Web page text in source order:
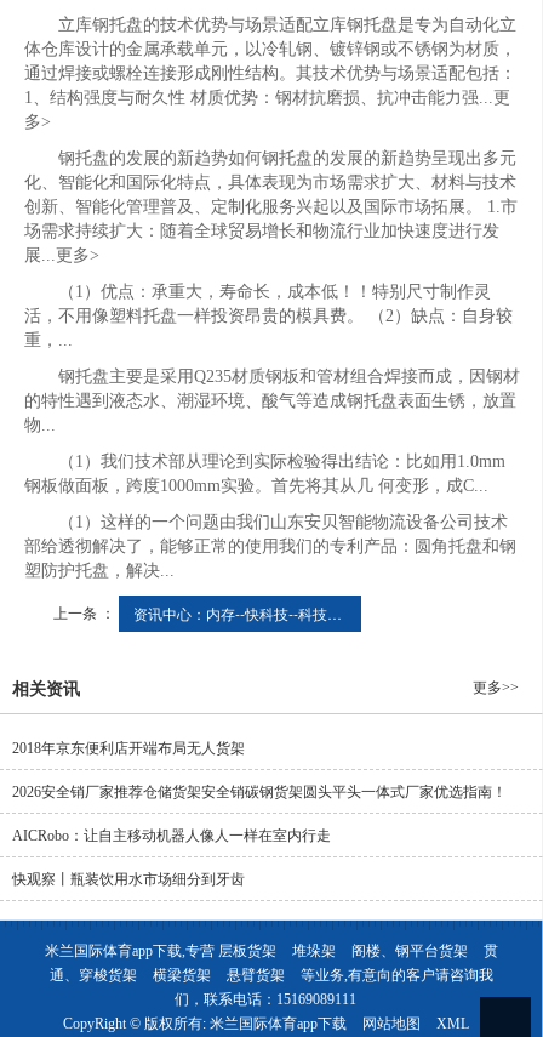
立库钢托盘的技术优势与场景适配立库钢托盘是专为自动化立
体仓库设计的金属承载单元，以冷轧钢、镀锌钢或不锈钢为材质，
通过焊接或螺栓连接形成刚性结构。其技术优势与场景适配包括：
1、结构强度与耐久性 材质优势：钢材抗磨损、抗冲击能力强...更
多>
钢托盘的发展的新趋势如何钢托盘的发展的新趋势呈现出多元
化、智能化和国际化特点，具体表现为市场需求扩大、材料与技术
创新、智能化管理普及、定制化服务兴起以及国际市场拓展。 1.市
场需求持续扩大：随着全球贸易增长和物流行业加快速度进行发
展...更多>
（1）优点：承重大，寿命长，成本低！！特别尺寸制作灵
活，不用像塑料托盘一样投资昂贵的模具费。 （2）缺点：自身较
重，...
钢托盘主要是采用Q235材质钢板和管材组合焊接而成，因钢材
的特性遇到液态水、潮湿环境、酸气等造成钢托盘表面生锈，放置
物...
（1）我们技术部从理论到实际检验得出结论：比如用1.0mm
钢板做面板，跨度1000mm实验。首先将其从几 何变形，成C...
（1）这样的一个问题由我们山东安贝智能物流设备公司技术
部给透彻解决了，能够正常的使用我们的专利产品：圆角托盘和钢
塑防护托盘，解决...
上一条 ： 资讯中心：内存--快科技--科技改动未来
相关资讯 更多>>
2018年京东便利店开端布局无人货架
2026安全销厂家推荐仓储货架安全销碳钢货架圆头平头一体式厂家优选指南！
AICRobo：让自主移动机器人像人一样在室内行走
快观察丨瓶装饮用水市场细分到牙齿
米兰国际体育app下载,专营 层板货架 堆垛架 阁楼、钢平台货架
贯
通、穿梭货架
横梁货架 悬臂货架
等业务,有意向的客户请咨询我
们，联系电话： 15169089111
CopyRight © 版权所有: 米兰国际体育app下载 网站地图 XML